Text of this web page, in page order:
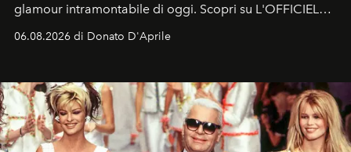
glamour intramontabile di oggi. Scopri su L'OFFICIEL
06.08.2026 di Donato D'Aprile